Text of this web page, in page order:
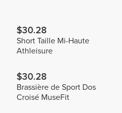
$30.28
Short Taille Mi-Haute
Athleisure
$30.28
Brassière de Sport Dos
Croisé MuseFit